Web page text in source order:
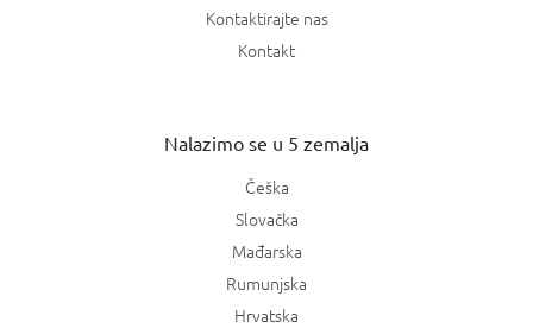
Kontaktirajte nas
Kontakt
Nalazimo se u 5 zemalja
Češka
Slovačka
Mađarska
Rumunjska
Hrvatska